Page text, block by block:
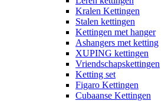
Kralen Kettingen
Stalen kettingen
Kettingen met hanger
Ashangers met ketting
XUPING kettingen
Vriendschapskettingen
Ketting set
Figaro Kettingen
Cubaanse Kettingen